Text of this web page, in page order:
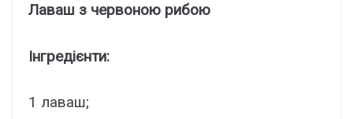
Лаваш з червоною рибою
Інгредієнти:
1 лаваш;